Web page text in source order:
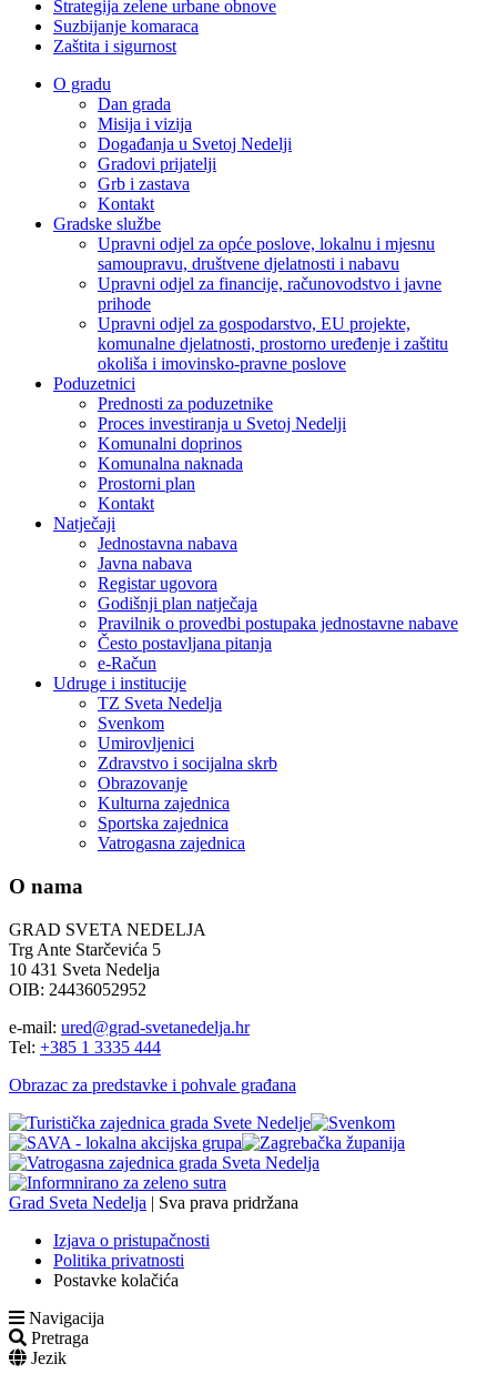
Strategija zelene urbane obnove
Suzbijanje komaraca
Zaštita i sigurnost
O gradu
Dan grada
Misija i vizija
Događanja u Svetoj Nedelji
Gradovi prijatelji
Grb i zastava
Kontakt
Gradske službe
Upravni odjel za opće poslove, lokalnu i mjesnu
samoupravu, društvene djelatnosti i nabavu
Upravni odjel za financije, računovodstvo i javne
prihode
Upravni odjel za gospodarstvo, EU projekte,
komunalne djelatnosti, prostorno uređenje i zaštitu
okoliša i imovinsko-pravne poslove
Poduzetnici
Prednosti za poduzetnike
Proces investiranja u Svetoj Nedelji
Komunalni doprinos
Komunalna naknada
Prostorni plan
Kontakt
Natječaji
Jednostavna nabava
Javna nabava
Registar ugovora
Godišnji plan natječaja
Pravilnik o provedbi postupaka jednostavne nabave
Često postavljana pitanja
e-Račun
Udruge i institucije
TZ Sveta Nedelja
Svenkom
Umirovljenici
Zdravstvo i socijalna skrb
Obrazovanje
Kulturna zajednica
Sportska zajednica
Vatrogasna zajednica
O nama
GRAD SVETA NEDELJA
Trg Ante Starčevića 5
10 431 Sveta Nedelja
OIB: 24436052952
e-mail: ured@grad-svetanedelja.hr
Tel: +385 1 3335 444
Obrazac za predstavke i pohvale građana
Grad Sveta Nedelja | Sva prava pridržana
Izjava o pristupačnosti
Politika privatnosti
Postavke kolačića
Navigacija
Pretraga
Jezik